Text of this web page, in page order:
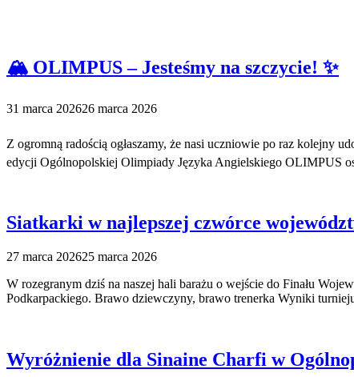
🏔️ OLIMPUS – Jesteśmy na szczycie! ✨
31 marca 202626 marca 2026
Z ogromną radością ogłaszamy, że nasi uczniowie po raz
edycji Ogólnopolskiej Olimpiady Języka Angielskiego OLIMPUS
Siatkarki w najlepszej czwórce
27 marca 202625 marca 2026
W rozegranym dziś na naszej hali barażu o wejście do Finału
Podkarpackiego. Brawo dziewczyny, brawo trenerka Wyniki
Wyróżnienie dla Sinaine Charfi w